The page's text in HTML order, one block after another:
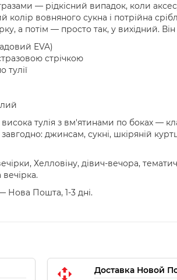
— рідкісний випадок, коли
вовняного сукна і потрійна
а потім — просто так, у вихідний.
EVA)
стрічкою
тулії
тулія з вм'ятинами по боках —
джинсам, сукні, шкіряній
Хелловіну, дівич-вечора,
Нова Пошта, 1-3 дні.
Доставка Новой